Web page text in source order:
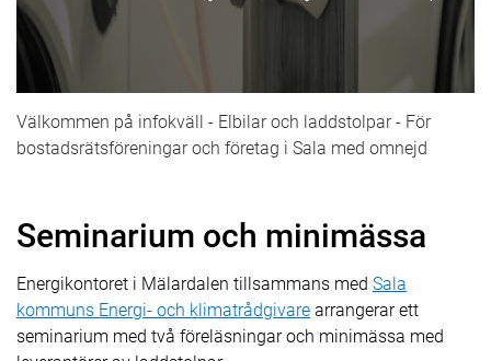
Välkommen på infokväll - Elbilar och laddstolpar - För
bostadsrätsföreningar och företag i Sala med omnejd
Seminarium och minimässa
Energikontoret i Mälardalen tillsammans med Sala
kommuns Energi- och klimatrådgivare arrangerar ett
seminarium med två föreläsningar och minimässa med